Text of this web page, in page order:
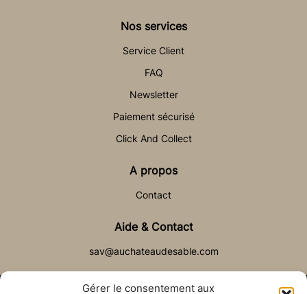
Gérer le consentement aux
Nos services
Service Client
FAQ
Newsletter
Paiement sécurisé
Click And Collect
A propos
Contact
Aide & Contact
sav@auchateaudesable.com